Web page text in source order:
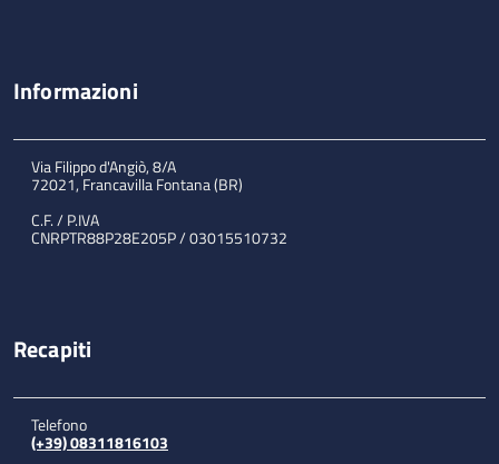
Informazioni
Via Filippo d'Angiò, 8/A
72021, Francavilla Fontana (BR)
C.F. / P.IVA
CNRPTR88P28E205P / 03015510732
Recapiti
Telefono
(+39) 08311816103